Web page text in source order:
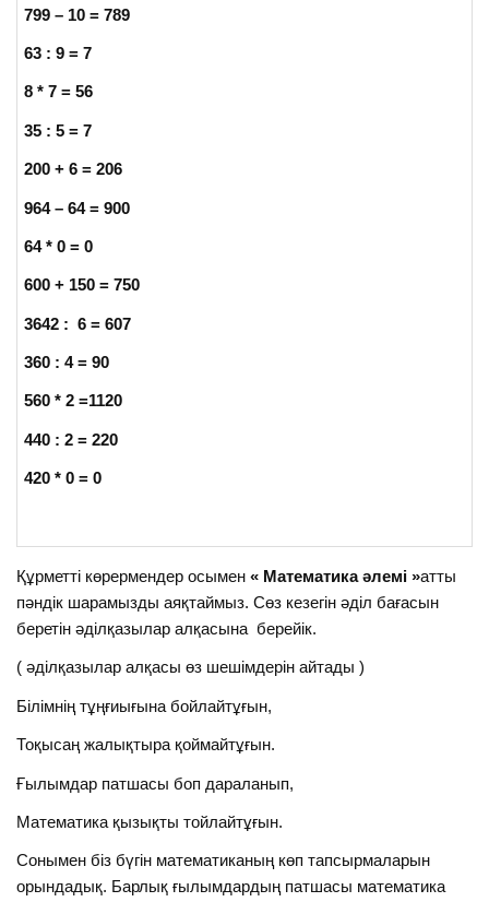
799 – 10 = 789
63 : 9 = 7
8 * 7 = 56
35 : 5 = 7
200 + 6 = 206
964 – 64 = 900
64 * 0 = 0
600 + 150 = 750
3642 : 6 = 607
360 : 4 = 90
560 * 2 =1120
440 : 2 = 220
420 * 0 = 0
Құрметті көрермендер осымен« Математика әлемі »атты
пәндік шарамызды аяқтаймыз. Сөз кезегін әділ бағасын
беретін әділқазылар алқасына берейік.
( әділқазылар алқасы өз шешімдерін айтады )
Білімнің тұңғиығына бойлайтұғын,
Тоқысаң жалықтыра қоймайтұғын.
Ғылымдар патшасы боп дараланып,
Математика қызықты тойлайтұғын.
Сонымен біз бүгін математиканың көп тапсырмаларын
орындадық. Барлық ғылымдардың патшасы математика